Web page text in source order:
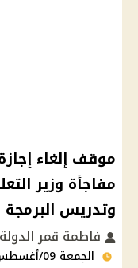
موقف إلغاء
مفاجأة وزير
وتدريس البرمجة
فاطمة قمر الدولة
الجمعة 09/أغسطس/2024 - 01:00 م